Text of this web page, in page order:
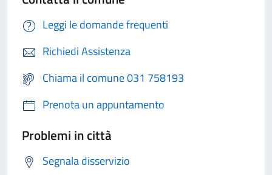
Leggi le domande frequenti
Richiedi Assistenza
Chiama il comune 031 758193
Prenota un appuntamento
Problemi in città
Segnala disservizio